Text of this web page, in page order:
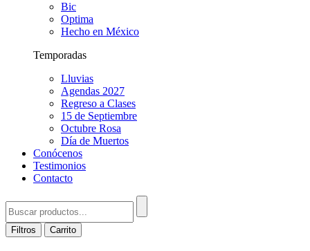
Bic
Optima
Hecho en México
Temporadas
Lluvias
Agendas 2027
Regreso a Clases
15 de Septiembre
Octubre Rosa
Día de Muertos
Conócenos
Testimonios
Contacto
Filtros Carrito